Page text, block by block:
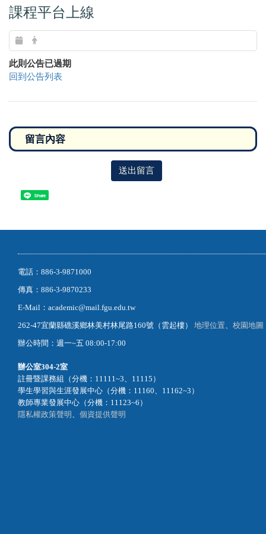
課程平台上線
此則公告已過期
回到公告列表
送出留言
Share
電話：886-3-9871000
傳真：886-3-9870233
E-Mail：academic@mail.fgu.edu.tw
262-47宜蘭縣礁溪鄉林美村林尾路160號（雲起樓） 地理位置
校園地圖
辦公時間：週一~五 08:00-17:00
辦公室304-2室
註冊暨課務組（分機：11111~3、11115）
學生學習與生涯發展中心（分機：11160、11162~3）
教師專業發展中心（分機：11123~6）
隱私權政策聲明
個資提供聲明